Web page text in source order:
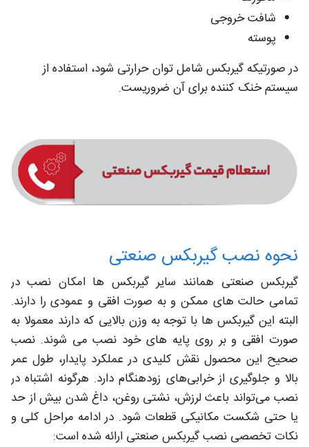
شافت خروجی
پوسته
در صورتیکه گیربکس شامل توان حرارتی شود، استفاده از
سیستم خنک کننده برای آن ضروریست.
نحوه نصب گیربکس صنعتی
گیربکس صنعتی همانند سایر گیربکس ها امکان نصب در
تمامی حالت های ممکن و به صورت افقی و عمودی را دارند.
البته این گیربکس ها با توجه به وزن بالایی که دارند معمولا به
صورت افقی و بر روی پایه های خود نصب می شوند. نصب
صحیح این محصول نقش کلیدی در عملکرد پایدار، طول عمر
بالا و جلوگیری از خرابی‌های زودهنگام دارد. هرگونه اشتباه در
نصب می‌تواند باعث لرزش، نشتی روغن، داغ شدن بیش از حد
یا حتی شکست مکانیکی قطعات شود. در ادامه مراحل کلی و
نکات تخصصی نصب گیربکس صنعتی ارائه شده است: